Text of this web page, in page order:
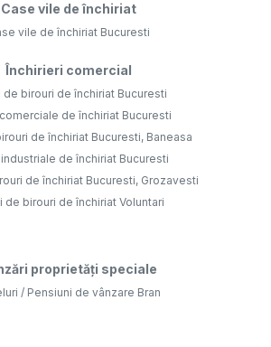
Case vile de închiriat
vile de închiriat Bucuresti
Închirieri comercial
de birouri de închiriat Bucuresti
de închiriat Bucuresti
de închiriat Bucuresti, Baneasa
de închiriat Bucuresti
de închiriat Bucuresti, Grozavesti
de birouri de închiriat Voluntari
proprietăți speciale
/ Pensiuni de vânzare Bran